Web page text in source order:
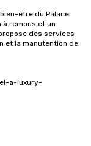
être du Palace
à remous et un
des services
et la manutention de
a-luxury-